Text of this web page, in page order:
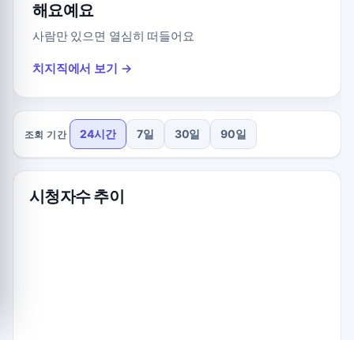
해요예요
사람만 있으면 열심히 떠들어요
치지직에서 보기 →
조회 기간 24시간 7일 30일 90일
시청자수 추이